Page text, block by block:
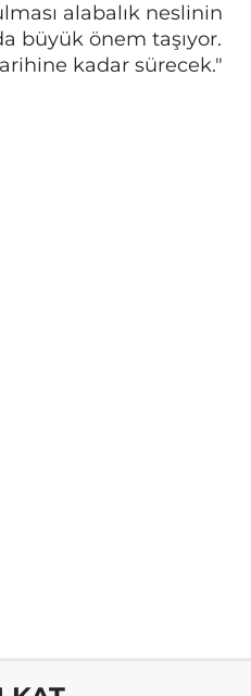
alabalık neslinin
büyük önem taşıyor.
kadar sürecek."